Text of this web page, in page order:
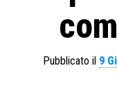
Pubblicato il 9